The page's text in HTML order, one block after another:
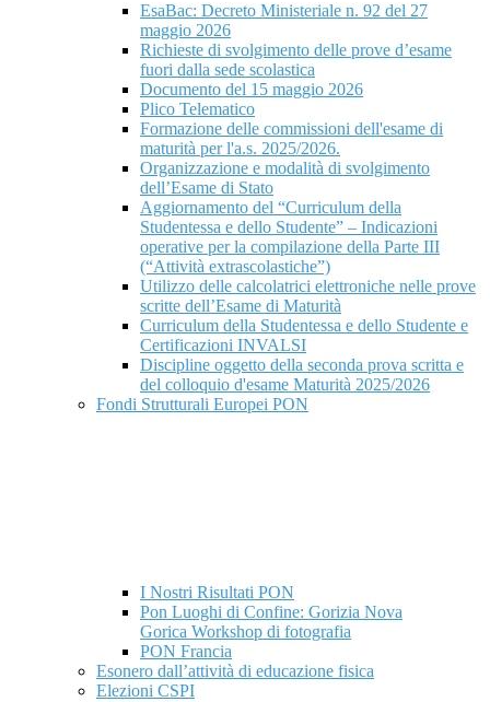
EsaBac: Decreto Ministeriale n. 92 del 27
maggio 2026
Richieste di svolgimento delle prove d’esame
fuori dalla sede scolastica
Documento del 15 maggio 2026
Plico Telematico
Formazione delle commissioni dell'esame di
maturità per l'a.s. 2025/2026.
Organizzazione e modalità di svolgimento
dell’Esame di Stato
Aggiornamento del “Curriculum della
Studentessa e dello Studente” – Indicazioni
operative per la compilazione della Parte III
(“Attività extrascolastiche”)
Utilizzo delle calcolatrici elettroniche nelle prove
scritte dell’Esame di Maturità
Curriculum della Studentessa e dello Studente e
Certificazioni INVALSI
Discipline oggetto della seconda prova scritta e
del colloquio d'esame Maturità 2025/2026
Fondi Strutturali Europei PON
I Nostri Risultati PON
Pon Luoghi di Confine: Gorizia Nova
Gorica Workshop di fotografia
PON Francia
Esonero dall’attività di educazione fisica
Elezioni CSPI